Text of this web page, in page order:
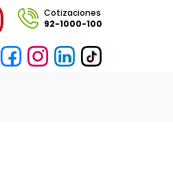
Cotizaciones
92-1000-100